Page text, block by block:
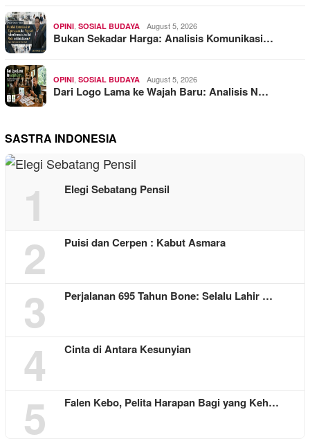
OPINI, SOSIAL BUDAYA August 5, 2026
Bukan Sekadar Harga: Analisis Komunikasi…
OPINI, SOSIAL BUDAYA August 5, 2026
Dari Logo Lama ke Wajah Baru: Analisis N…
SASTRA INDONESIA
1 Elegi Sebatang Pensil
2 Puisi dan Cerpen : Kabut Asmara
3 Perjalanan 695 Tahun Bone: Selalu Lahir …
4 Cinta di Antara Kesunyian
5 Falen Kebo, Pelita Harapan Bagi yang Keh…